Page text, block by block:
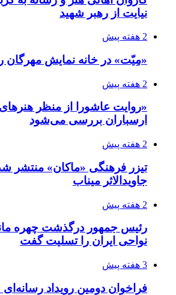
نیایت از رهبر شهید
2 هفته پیش
«مِیّت» در خانه نمایش
2 هفته پیش
«روایت عاشورا از منظر هنرهای
ارسباران بررسی می‌شود
2 هفته پیش
تیزر فرهنگی «ماکان» منتشر
جاویدالاثر میناب
2 هفته پیش
رئیس جمهور درگذشت چهره
نواحی ایران را تسلیت گفت
3 هفته پیش
فراخوان دومین رویداد